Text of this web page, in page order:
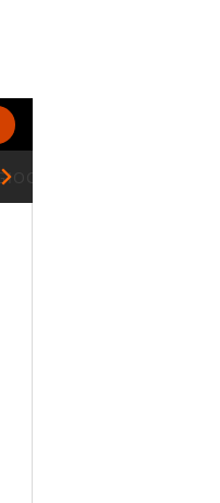
GIOCATORI SERIE A